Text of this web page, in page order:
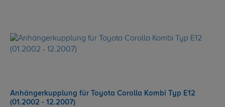
Anhängerkupplung für Toyota Corolla Kombi Typ E12
(01.2002 - 12.2007)